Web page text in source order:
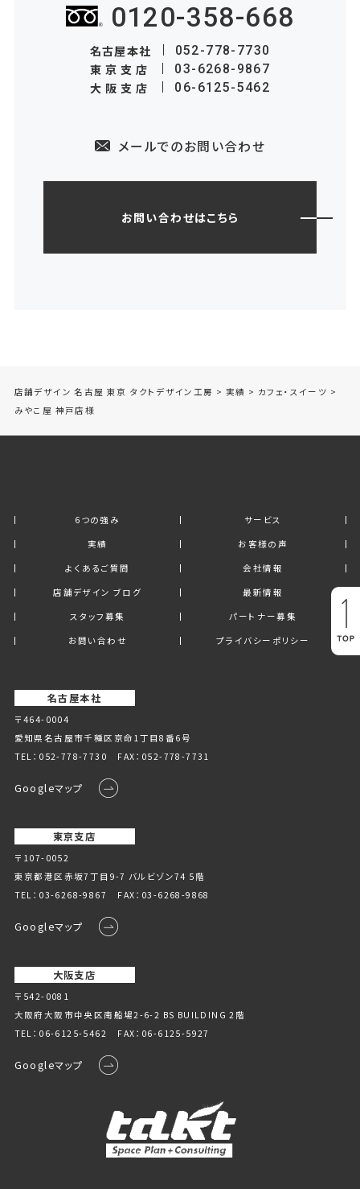
0120-358-668
名古屋本社 052-778-7730
東京支店 03-6268-9867
大阪支店 06-6125-5462
メールでのお問い合わせ
お問い合わせはこちら
店舗デザイン 名古屋 東京 タクトデザイン工房 > 実績 > カフェ・スイーツ >
みやこ屋 神戸店様
6つの強み
サービス
実績
お客様の声
よくあるご質問
会社情報
店舗デザイン ブログ
最新情報
スタッフ募集
パートナー募集
お問い合わせ
プライバシーポリシー
名古屋本社
〒464-0004
愛知県名古屋市千種区京命1丁⽬8番6号
TEL： 052-778-7730 FAX：052-778-7731
Googleマップ
東京支店
〒107-0052
東京都港区赤坂7丁目9-7 バルビゾン74 5階
TEL： 03-6268-9867 FAX：03-6268-9868
Googleマップ
大阪支店
〒542-0081
大阪府大阪市中央区南船場2-6-2 BS BUILDING 2階
TEL： 06-6125-5462 FAX：06-6125-5927
Googleマップ